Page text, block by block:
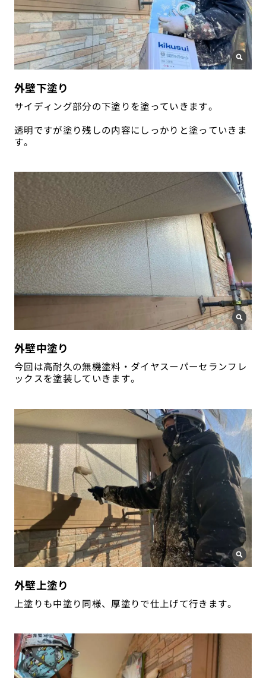
外壁下塗り
サイディング部分の下塗りを塗っていきます。
透明ですが塗り残しの内容にしっかりと塗っていきま
す。
外壁中塗り
今回は高耐久の無機塗料・ダイヤスーパーセランフレ
ックスを塗装していきます。
外壁上塗り
上塗りも中塗り同様、厚塗りで仕上げて行きます。